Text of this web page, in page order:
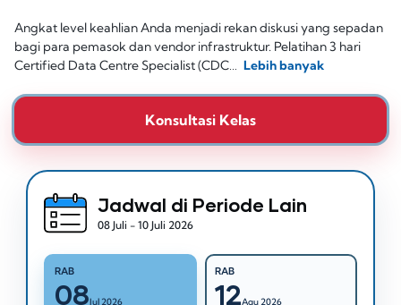
Angkat level keahlian Anda menjadi rekan diskusi yang sepadan
bagi para pemasok dan vendor infrastruktur. Pelatihan 3 hari
Certified Data Centre Specialist (CDC… Lebih banyak
Konsultasi Kelas
Jadwal di Periode Lain
08 Juli - 10 Juli 2026
RAB
08Jul 2026
RAB
12Agu 2026